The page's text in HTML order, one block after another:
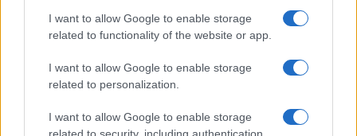
I want to allow Google to enable storage
related to functionality of the website or app.
I want to allow Google to enable storage
related to personalization.
I want to allow Google to enable storage
F
a
T
w
Pi
n
W
h h